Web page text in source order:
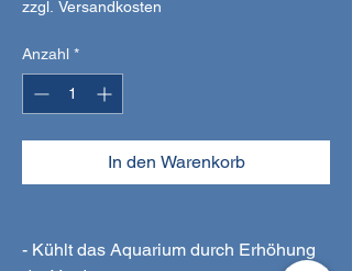
zzgl. Versandkosten
Anzahl *
In den Warenkorb
- Kühlt das Aquarium durch Erhöhung